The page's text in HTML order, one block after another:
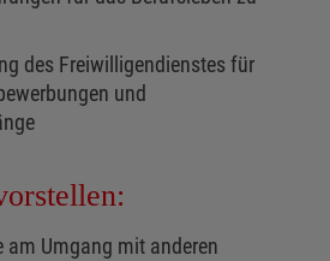
des Freiwilligendienstes für
und
am Umgang mit anderen